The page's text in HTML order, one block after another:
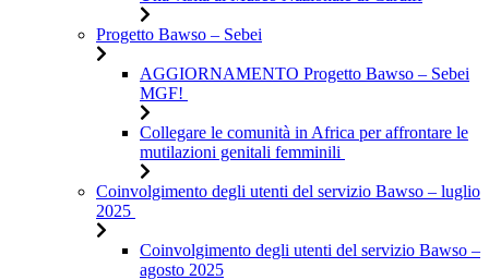
Progetto Bawso – Sebei
AGGIORNAMENTO Progetto Bawso – Sebei
MGF!
Collegare le comunità in Africa per affrontare le
mutilazioni genitali femminili
Coinvolgimento degli utenti del servizio Bawso – luglio
2025
Coinvolgimento degli utenti del servizio Bawso –
agosto 2025